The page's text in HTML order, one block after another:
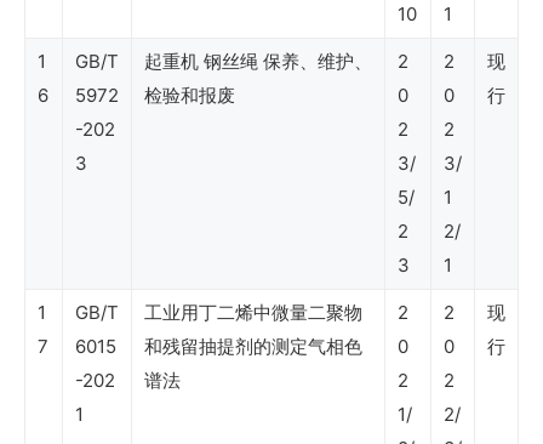
10
1
1
6
GB/T
5972
-202
3
起重机 钢丝绳 保养、维护、
检验和报废
2
0
2
3/
5/
2
3
2
0
2
3/
1
2/
1
现
行
1
7
GB/T
6015
-202
1
工业用丁二烯中微量二聚物
和残留抽提剂的测定气相色
谱法
2
0
2
1/
2
0
2
2/
现
行